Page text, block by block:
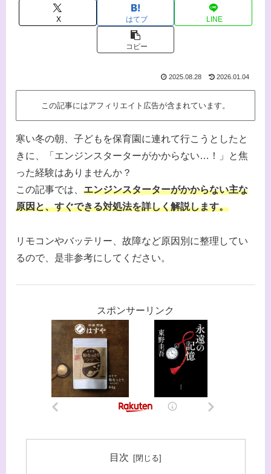
X はてブ LINE
コピー
2025.08.28 2026.01.04
この記事にはアフィリエイト広告が含まれています。
寒い冬の朝、子どもを保育園に連れて行こうとしたと
きに、「エンジンスターターがかからない…！」と焦
った経験はありませんか？
この記事では、 エンジンスターターがかからない主な
原因と、すぐできる対処法を詳しく解説します。
リモコンやバッテリー、故障など原因別に整理してい
るので、是非参考にしてください。
スポンサーリンク
目次